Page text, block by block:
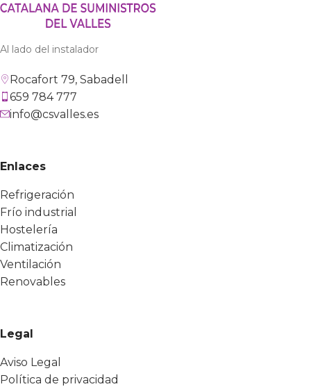
Al lado del instalador
Rocafort 79, Sabadell
659 784 777
info@csvalles.es
Enlaces
Refrigeración
Frío industrial
Hostelería
Climatización
Ventilación
Renovables
Legal
Aviso Legal
Política de privacidad